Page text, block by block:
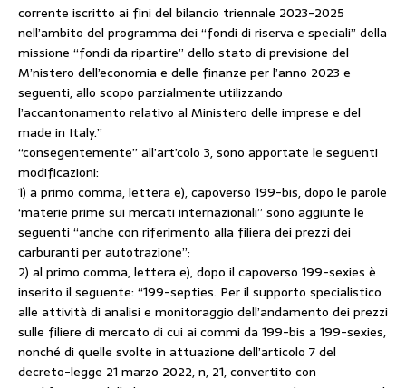
corrente iscritto ai fini del bilancio triennale 2023-2025
nell’ambito del programma dei “fondi di riserva e speciali” della
missione “fondi da ripartire” dello stato di previsione del
M’nistero dell’economia e delle finanze per l’anno 2023 e
seguenti, allo scopo parzialmente utilizzando
l’accantonamento relativo al Ministero delle imprese e del
made in Italy.”
“consegentemente” all’art’colo 3, sono apportate le seguenti
modificazioni:
1) a primo comma, lettera e), capoverso 199-bis, dopo le parole
‘materie prime sui mercati internazionali” sono aggiunte le
seguenti “anche con riferimento alla filiera dei prezzi dei
carburanti per autotrazione”;
2) al primo comma, lettera e), dopo il capoverso 199-sexies è
inserito il seguente: “199-septies. Per il supporto specialistico
alle attività di analisi e monitoraggio dell’andamento dei prezzi
sulle filiere di mercato di cui ai commi da 199-bis a 199-sexies,
nonché di quelle svolte in attuazione dell’articolo 7 del
decreto-legge 21 marzo 2022, n, 21, convertito con